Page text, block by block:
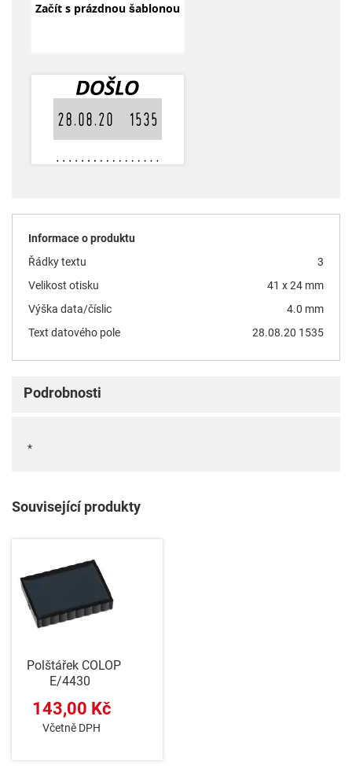
Začít s prázdnou šablonou
Informace o produktu
Řádky textu
3
Velikost otisku
41 x 24 mm
Výška data/číslic
4.0 mm
Text datového pole
28.08.20 1535
Podrobnosti
*
Související produkty
Polštářek COLOP
E/4430
143,00 Kč
Včetně DPH